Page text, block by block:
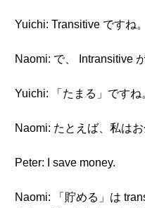
Yuichi: Transitive ですね。
Naomi: で、 Intransitive
Yuichi: 「たまる」ですね
Naomi: たとえば、私は
Peter: I save money.
Naomi: 「貯める」は